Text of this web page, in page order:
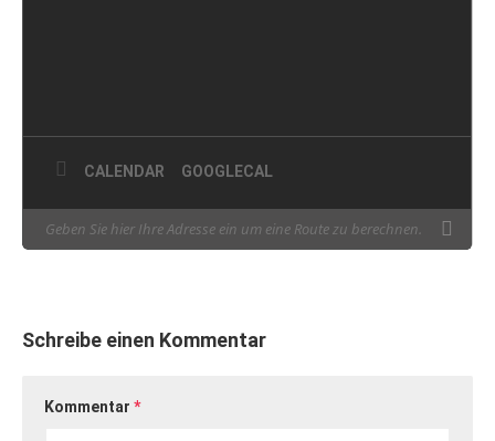
CALENDAR GOOGLECAL
Schreibe einen Kommentar
Kommentar *